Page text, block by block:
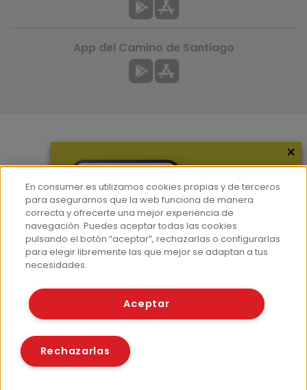
Hemeroteca
Contacto
Prensa
Corpus Lingüístico Consumer
App del Camino de Santiago
© Fundación EROSKI
Políticas de cookies
×
En consumer.es utilizamos cookies propias y de terceros
para asegurarnos que la web funciona de manera
correcta y ofrecerte una mejor experiencia de
navegación. Puedes aceptar todas las cookies
pulsando el botón “aceptar”, rechazarlas o configurarlas
para elegir libremente las que mejor se adaptan a tus
necesidades.
Aceptar
Rechazarlas